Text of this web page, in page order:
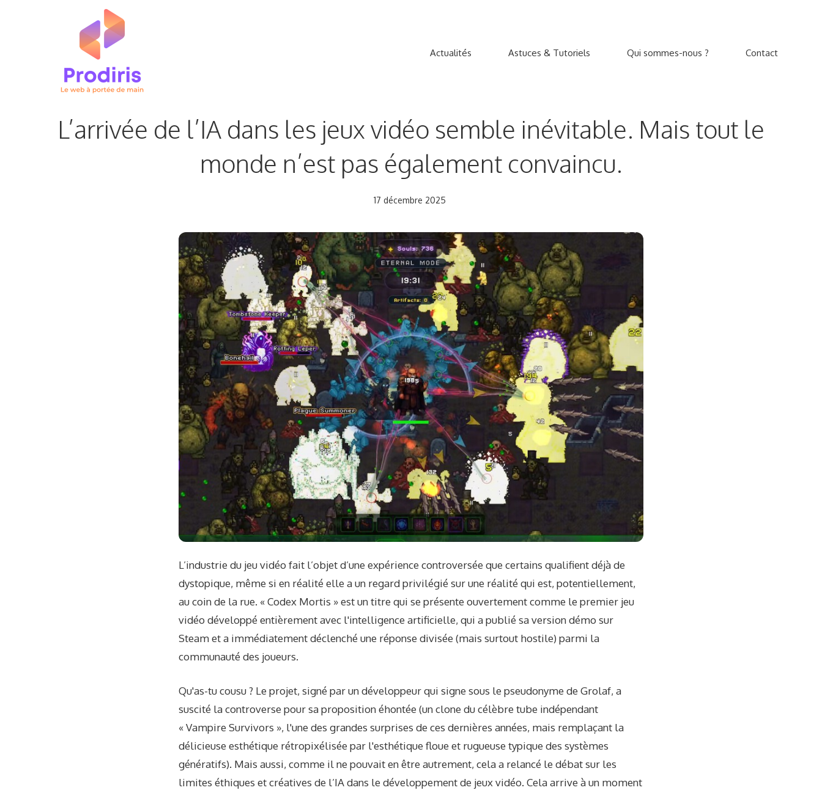
Actualités Astuces & Tutoriels Qui sommes-nous ? Contact
L’arrivée de l’IA dans les jeux vidéo semble inévitable. Mais tout le
monde n’est pas également convaincu.
17 décembre 2025
L’industrie du jeu vidéo fait l’objet d’une expérience controversée que certains qualifient déjà de
dystopique, même si en réalité elle a un regard privilégié sur une réalité qui est, potentiellement,
au coin de la rue. « Codex Mortis » est un titre qui se présente ouvertement comme le premier jeu
vidéo développé entièrement avec l'intelligence artificielle, qui a publié sa version démo sur
Steam et a immédiatement déclenché une réponse divisée (mais surtout hostile) parmi la
communauté des joueurs.
Qu'as-tu cousu ? Le projet, signé par un développeur qui signe sous le pseudonyme de Grolaf, a
suscité la controverse pour sa proposition éhontée (un clone du célèbre tube indépendant
« Vampire Survivors », l'une des grandes surprises de ces dernières années, mais remplaçant la
délicieuse esthétique rétropixélisée par l'esthétique floue et rugueuse typique des systèmes
génératifs). Mais aussi, comme il ne pouvait en être autrement, cela a relancé le débat sur les
limites éthiques et créatives de l’IA dans le développement de jeux vidéo. Cela arrive à un moment